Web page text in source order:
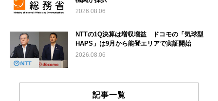
2026.08.06
NTTの1Q決算は増収増益 ドコモの「気球型
HAPS」は9月から能登エリアで実証開始
2026.08.06
記事一覧